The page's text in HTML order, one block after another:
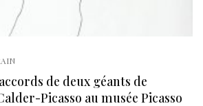
de deux géants de
Picasso au musée Picasso